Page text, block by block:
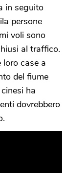
in seguito
persone
voli sono
al traffico.
case a
del fiume
ha
dovrebbero